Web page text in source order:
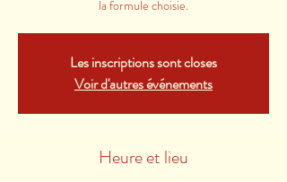
la formule choisie.
Les inscriptions sont closes
Voir d'autres événements
Heure et lieu